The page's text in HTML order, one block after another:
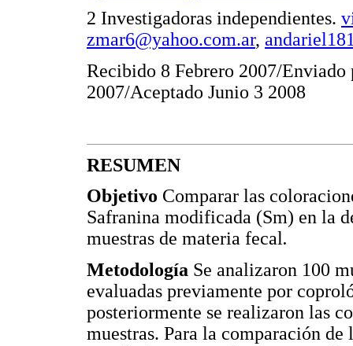
2 Investigadoras independientes.
zmar6@yahoo.com.ar,
Recibido 8 Febrero 2007/
2007/Aceptado Junio 3 2008
RESUMEN
Objetivo Comparar las
Safranina modificada (Sm) en la
muestras de materia fecal.
Metodología Se analizaron 100
evaluadas previamente por
posteriormente se realizaron las
muestras. Para la comparación